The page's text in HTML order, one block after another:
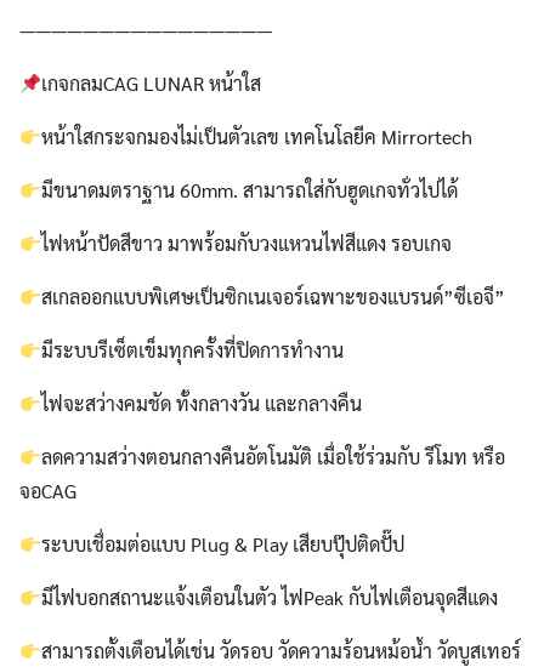
for:
Search
————————————————
เกจกลมCAG LUNAR หน้าใส
หน้าใสกระจกมองไม่เป็นตัวเลข เทคโนโลยีค Mirrortech
มีขนาดมตราฐาน 60mm. สามารถใส่กับฮูดเกจทั่วไปได้
ไฟหน้าปัดสีขาว มาพร้อมกับวงแหวนไฟสีแดง รอบเกจ
สเกลออกแบบพิเศษเป็นซิกเนเจอร์เฉพาะของแบรนด์”ซีเอจี”
มีระบบรีเซ็ตเข็มทุกครั้งที่ปิดการทำงาน
ไฟจะสว่างคมชัด ทั้งกลางวัน และกลางคืน
ลดความสว่างตอนกลางคืนอัตโนมัติ เมื่อใช้ร่วมกับ รีโมท หรือ
จอCAG
ระบบเชื่อมต่อแบบ Plug & Play เสียบปุ๊ปติดปั๊ป
มีไฟบอกสถานะแจ้งเตือนในตัว ไฟPeak กับไฟเตือนจุดสีแดง
สามารถตั้งเตือนได้เช่น วัดรอบ วัดความร้อนหม้อน้ำ วัดบูสเทอร์